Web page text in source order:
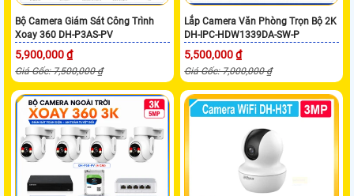
Bộ Camera Giám Sát Công Trình
Xoay 360 DH-P3AS-PV
5,900,000 ₫
Giá Gốc: 7,500,000 ₫
Lắp Camera Văn Phòng Trọn Bộ 2K
DH-IPC-HDW1339DA-SW-P
5,500,000 ₫
Giá Gốc: 7,000,000 ₫